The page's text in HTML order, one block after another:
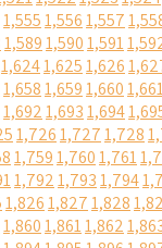
1,5551,5561,557
1,5891,5901,591
1,6241,6251,626
1,6581,6591,660
1,6921,6931,694
1,7261,7271,728
1,7591,7601,761
1,7921,7931,794
1,8261,8271,828
1,8601,8611,862